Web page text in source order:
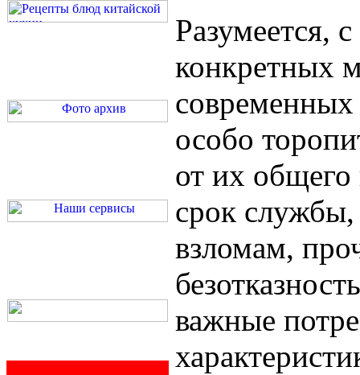
Разумеется,
конкретных
современных
особо
от их общего
срок службы,
взломам,
важные